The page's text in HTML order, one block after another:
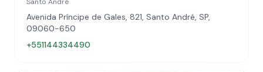
Avenida Príncipe de Gales, 821, Santo André, SP,
09060-650
+551144334490